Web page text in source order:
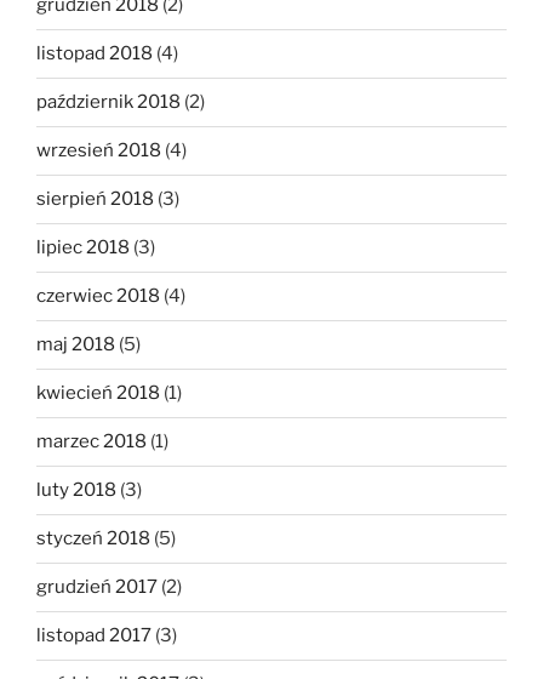
grudzień 2018 (2)
listopad 2018 (4)
październik 2018 (2)
wrzesień 2018 (4)
sierpień 2018 (3)
lipiec 2018 (3)
czerwiec 2018 (4)
maj 2018 (5)
kwiecień 2018 (1)
marzec 2018 (1)
luty 2018 (3)
styczeń 2018 (5)
grudzień 2017 (2)
listopad 2017 (3)